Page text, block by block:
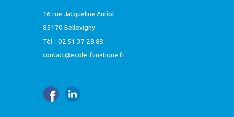
16 rue Jacqueline Auriol
85170 Bellevigny
Tél. : 02 51 37 28 88
contact@ecole-funetique.fr